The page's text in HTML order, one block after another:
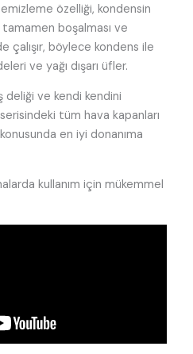
özelliği, kondensin
boşalması ve
çalışır, böylece kondens ile
ve yağı dışarı üfler.
deliği ve kendi kendini
tüm hava kapanları
en iyi donanıma
kullanım için mükemmel